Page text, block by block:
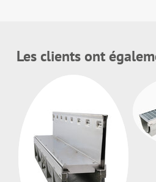
Les clients ont